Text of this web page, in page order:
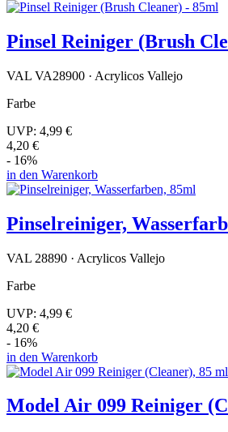
Pinsel Reiniger (Brush
VAL VA28900 · Acrylicos Vallejo
Farbe
UVP: 4,99 €
4,20 €
- 16%
in den Warenkorb
Pinselreiniger,
VAL 28890 · Acrylicos Vallejo
Farbe
UVP: 4,99 €
4,20 €
- 16%
in den Warenkorb
Model Air 099 Reiniger